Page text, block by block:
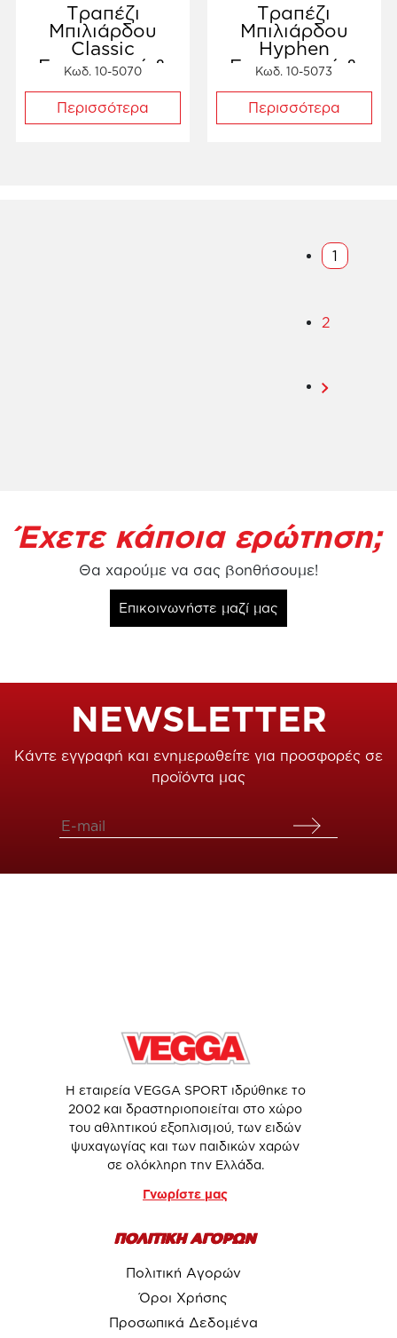
Τραπέζι
Μπιλιάρδου
Classic
Εσωτερικού &
Χώρου
Κωδ. 10-5070
Περισσότερα
Τραπέζι
Μπιλιάρδου
Hyphen
Εσωτερικού &
Χώρου
Κωδ. 10-5073
Περισσότερα
1
2
Έχετε κάποια ερώτηση;
Θα χαρούμε να σας βοηθήσουμε!
Επικοινωνήστε μαζί μας
NEWSLETTER
Κάντε εγγραφή και ενημερωθείτε για προσφορές σε
προϊόντα μας
Η εταιρεία VEGGA SPORT ιδρύθηκε το
2002 και δραστηριοποιείται στο χώρο
του αθλητικού εξοπλισμού, των ειδών
ψυχαγωγίας και των παιδικών χαρών
σε ολόκληρη την Ελλάδα.
Γνωρίστε μας
ΠΟΛΙΤΙΚΗ ΑΓΟΡΩΝ
Πολιτική Αγορών
Όροι Χρήσης
Προσωπικά Δεδομένα